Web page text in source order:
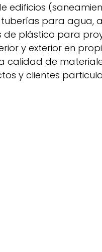
edificios
para agua,
de plástico para
y exterior en
calidad de
y clientes